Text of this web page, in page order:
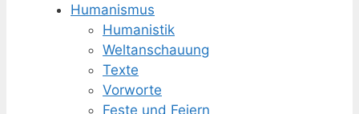
Humanismus
Humanistik
Weltanschauung
Texte
Vorworte
Feste und Feiern